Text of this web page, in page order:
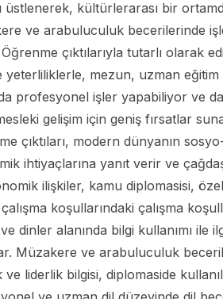
üstlenerek, kültürlerarası bir
ve arabuluculuk becerilerinde
çıktılarıyla tutarlı olarak
yeterliliklerle, mezun, uzman eğitim
profesyonel işler yapabiliyor ve
gelişim için geniş fırsatlar
çıktıları, modern dünyanın
ihtiyaçlarına yanıt verir ve
ilişkiler, kamu diplomasisi,
koşullarındaki çalışma
dinler alanında bilgi kullanımı ile
Müzakere ve arabuluculuk
ve liderlik bilgisi, diplomaside